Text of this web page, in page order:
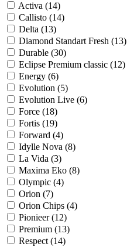
Activa (14)
Callisto (14)
Delta (13)
Diamond Standart Fresh (13)
Durable (30)
Eclipse Premium classic (12)
Energy (6)
Evolution (5)
Evolution Live (6)
Force (18)
Fortis (19)
Forward (4)
Idylle Nova (8)
La Vida (3)
Maxima Eko (8)
Olympic (4)
Orion (7)
Orion Chips (4)
Pionieer (12)
Premium (13)
Respect (14)